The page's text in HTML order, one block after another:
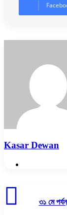
Kasar Dewan
পর্যন্ত
৩১ মে